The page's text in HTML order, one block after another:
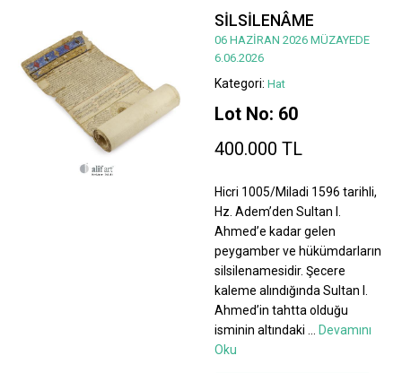
SİLSİLENÂME
06 HAZİRAN 2026 MÜZAYEDE
6.06.2026
Kategori: Hat
Lot No: 60
400.000 TL
Hicri 1005/Miladi 1596 tarihli,
Hz. Adem’den Sultan I.
Ahmed’e kadar gelen
peygamber ve hükümdarların
silsilenamesidir. Şecere
kaleme alındığında Sultan I.
Ahmed’in tahtta olduğu
isminin altındaki
Devamını
Oku